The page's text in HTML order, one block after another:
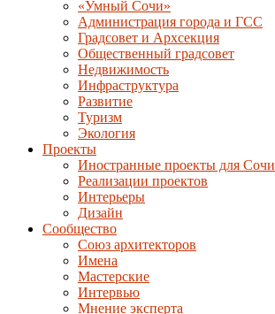
«Умный Сочи»
Администрация города и ГСС
Градсовет и Архсекция
Общественный градсовет
Недвижимость
Инфраструктура
Развитие
Туризм
Экология
Проекты
Иностранные проекты для Сочи
Реализации проектов
Интерьеры
Дизайн
Сообщество
Союз архитекторов
Имена
Мастерские
Интервью
Мнение эксперта